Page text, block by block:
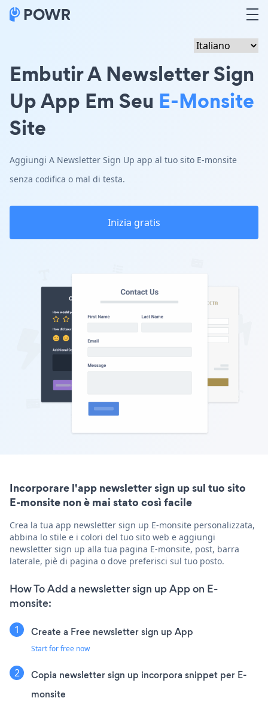
Embutir A Newsletter Sign
Up App Em Seu E-Monsite
Site
Aggiungi A Newsletter Sign Up app al tuo sito E-monsite
senza codifica o mal di testa.
Inizia gratis
Incorporare l'app newsletter sign up sul tuo sito
E-monsite non è mai stato così facile
Crea la tua app newsletter sign up E-monsite personalizzata,
abbina lo stile e i colori del tuo sito web e aggiungi
newsletter sign up alla tua pagina E-monsite, post, barra
laterale, piè di pagina o dove preferisci sul tuo posto.
How To Add a newsletter sign up App on E-
monsite:
Create a Free newsletter sign up App
Start for free now
Copia newsletter sign up incorpora snippet per E-
monsite